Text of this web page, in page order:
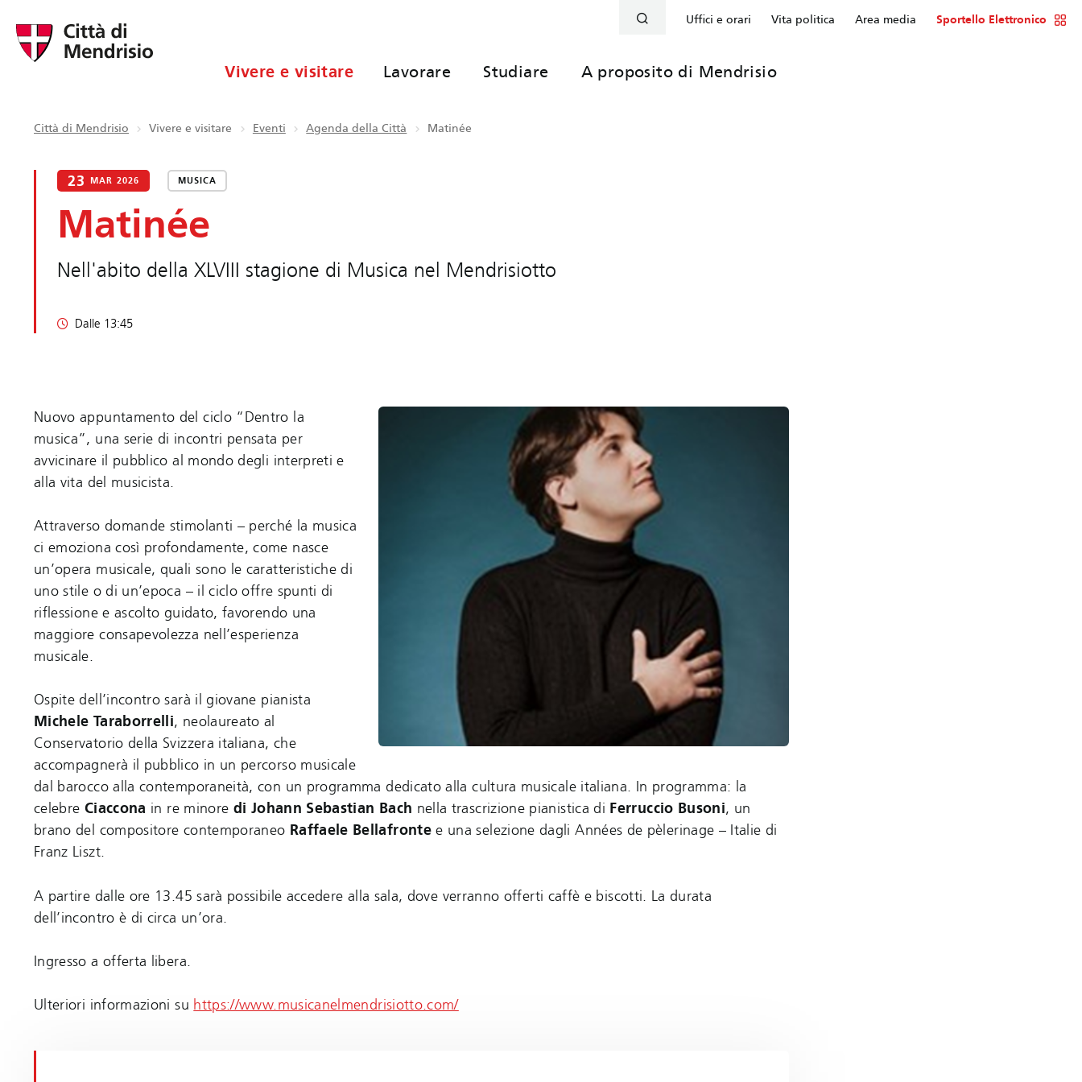
Uffici e orari Vita politica Area media Sportello Elettronico
Vivere e visitare Lavorare Studiare A proposito di Mendrisio
Città di Mendrisio Vivere e visitare Eventi Agenda della Città Matinée
23 MAR 2026 MUSICA
Matinée
Nell'abito della XLVIII stagione di Musica nel Mendrisiotto
Dalle 13:45
Nuovo appuntamento del ciclo “Dentro la
musica”, una serie di incontri pensata per
avvicinare il pubblico al mondo degli interpreti e
alla vita del musicista.
Attraverso domande stimolanti – perché la musica
ci emoziona così profondamente, come nasce
un’opera musicale, quali sono le caratteristiche di
uno stile o di un’epoca – il ciclo offre spunti di
riflessione e ascolto guidato, favorendo una
maggiore consapevolezza nell’esperienza
musicale.
Ospite dell’incontro sarà il giovane pianista
Michele Taraborrelli, neolaureato al
Conservatorio della Svizzera italiana, che
accompagnerà il pubblico in un percorso musicale
dal barocco alla contemporaneità, con un programma dedicato alla cultura musicale italiana. In programma: la
celebre Ciaccona in re minore di Johann Sebastian Bach nella trascrizione pianistica di Ferruccio Busoni, un
brano del compositore contemporaneo Raffaele Bellafrontee una selezione dagli Années de pèlerinage – Italie di
Franz Liszt.
A partire dalle ore 13.45 sarà possibile accedere alla sala, dove verranno offerti caffè e biscotti. La durata
dell’incontro è di circa un’ora.
Ingresso a offerta libera.
Ulteriori informazioni su https://www.musicanelmendrisiotto.com/